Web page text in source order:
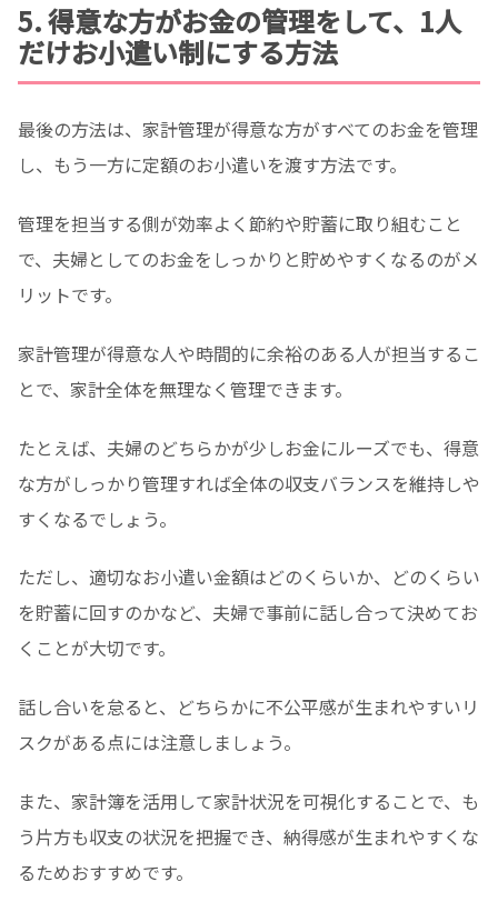
5. 得意な方がお金の管理をして、1人
だけお小遣い制にする方法
最後の方法は、家計管理が得意な方がすべてのお金を管理
し、もう一方に定額のお小遣いを渡す方法です。
管理を担当する側が効率よく節約や貯蓄に取り組むこと
で、夫婦としてのお金をしっかりと貯めやすくなるのがメ
リットです。
家計管理が得意な人や時間的に余裕のある人が担当するこ
とで、家計全体を無理なく管理できます。
たとえば、夫婦のどちらかが少しお金にルーズでも、得意
な方がしっかり管理すれば全体の収支バランスを維持しや
すくなるでしょう。
ただし、適切なお小遣い金額はどのくらいか、どのくらい
を貯蓄に回すのかなど、夫婦で事前に話し合って決めてお
くことが大切です。
話し合いを怠ると、どちらかに不公平感が生まれやすいリ
スクがある点には注意しましょう。
また、家計簿を活用して家計状況を可視化することで、も
う片方も収支の状況を把握でき、納得感が生まれやすくな
るためおすすめです。